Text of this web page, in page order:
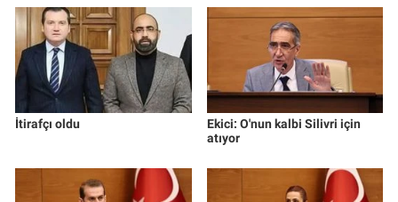
İtirafçı oldu
Ekici: O'nun kalbi Silivri için
atıyor